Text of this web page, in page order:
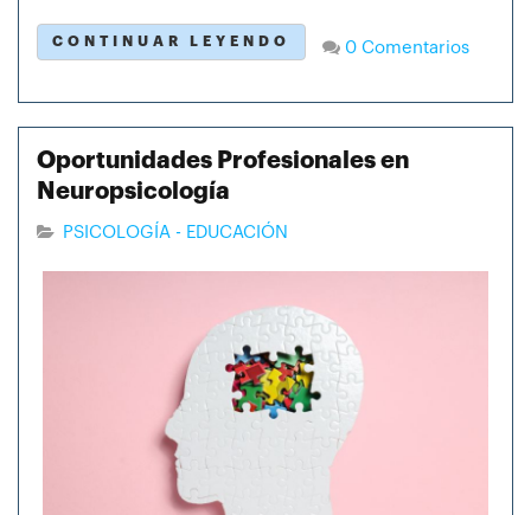
CONTINUAR LEYENDO 0 Comentarios
Oportunidades Profesionales en
Neuropsicología
PSICOLOGÍA - EDUCACIÓN